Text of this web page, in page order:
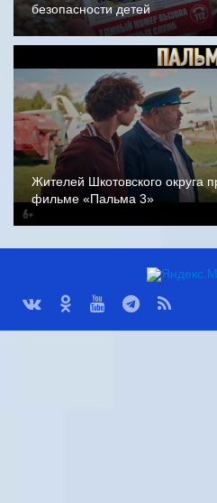
безопасности детей
Жителей Шкотовского округа
фильме «Пальма 3»